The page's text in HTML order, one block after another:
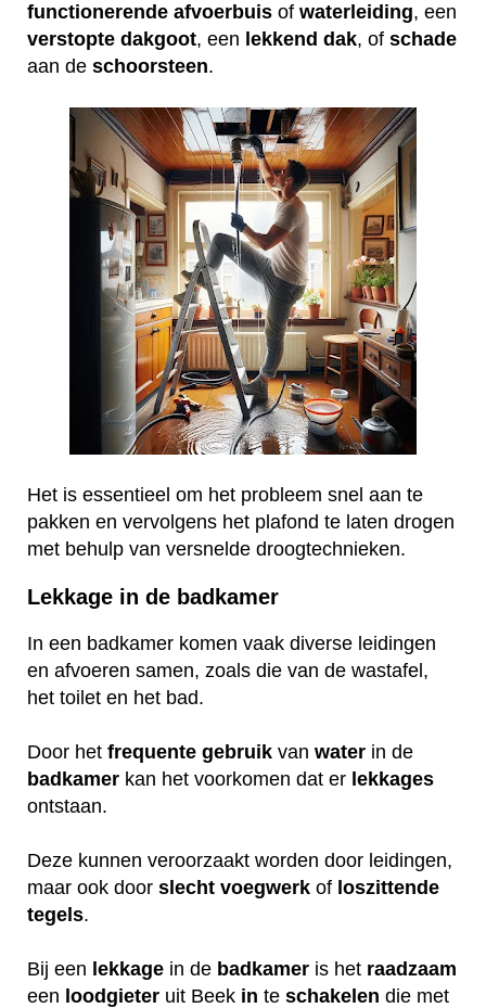
functionerende afvoerbuis of waterleiding, een
verstopte dakgoot, een lekkend dak, of schade
aan de schoorsteen.
Het is essentieel om het probleem snel aan te
pakken en vervolgens het plafond te laten drogen
met behulp van versnelde droogtechnieken.
Lekkage in de badkamer
In een badkamer komen vaak diverse leidingen
en afvoeren samen, zoals die van de wastafel,
het toilet en het bad.
Door het frequente gebruik van water in de
badkamer kan het voorkomen dat er lekkages
ontstaan.
Deze kunnen veroorzaakt worden door leidingen,
maar ook door slecht voegwerk of loszittende
tegels.
Bij een lekkage in de badkamer is het raadzaam
een loodgieter uit Beek in te schakelen die met